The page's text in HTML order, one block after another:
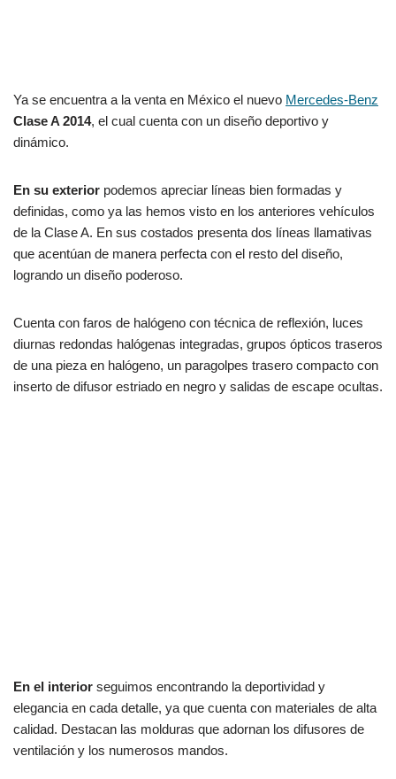
Ya se encuentra a la venta en México el nuevo Mercedes-Benz
Clase A 2014, el cual cuenta con un diseño deportivo y
dinámico.
En su exterior podemos apreciar líneas bien formadas y
definidas, como ya las hemos visto en los anteriores vehículos
de la Clase A. En sus costados presenta dos líneas llamativas
que acentúan de manera perfecta con el resto del diseño,
logrando un diseño poderoso.
Cuenta con faros de halógeno con técnica de reflexión, luces
diurnas redondas halógenas integradas, grupos ópticos traseros
de una pieza en halógeno, un paragolpes trasero compacto con
inserto de difusor estriado en negro y salidas de escape ocultas.
En el interior seguimos encontrando la deportividad y
elegancia en cada detalle, ya que cuenta con materiales de alta
calidad. Destacan las molduras que adornan los difusores de
ventilación y los numerosos mandos.